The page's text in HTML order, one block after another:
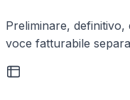
Preliminare,
voce fatturabile